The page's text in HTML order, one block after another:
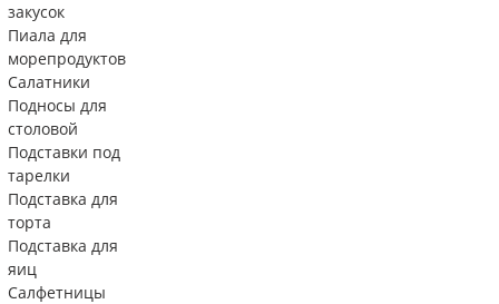
закусок
Пиала для
морепродуктов
Салатники
Подносы для
столовой
Подставки под
тарелки
Подставка для
торта
Подставка для
яиц
Салфетницы